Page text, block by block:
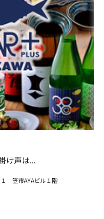
け声は...
笠市AYAビル１階